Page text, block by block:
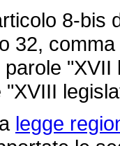
8-bis
32,
parole
legge